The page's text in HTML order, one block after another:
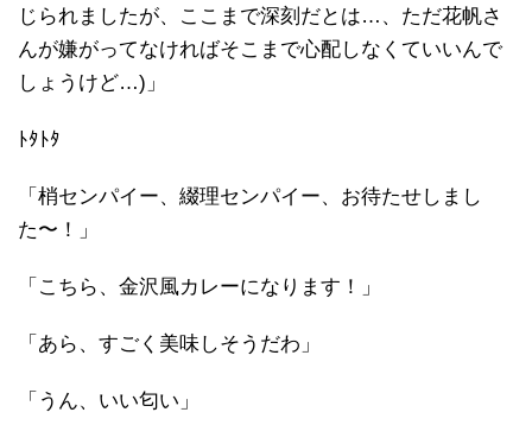
じられましたが、ここまで深刻だとは…、ただ花帆さ
んが嫌がってなければそこまで心配しなくていいんで
しょうけど…)」
ﾄﾀﾄﾀ
「梢センパイー、綴理センパイー、お待たせしまし
た〜！」
「こちら、金沢風カレーになります！」
「あら、すごく美味しそうだわ」
「うん、いい匂い」